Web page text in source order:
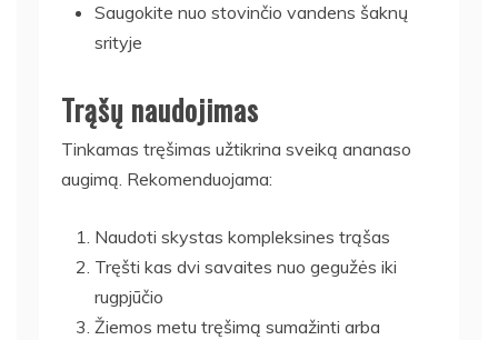
Saugokite nuo stovinčio vandens šaknų
srityje
Trąšų naudojimas
Tinkamas tręšimas užtikrina sveiką ananaso
augimą. Rekomenduojama:
Naudoti skystas kompleksines trąšas
Tręšti kas dvi savaites nuo gegužės iki
rugpjūčio
Žiemos metu tręšimą sumažinti arba